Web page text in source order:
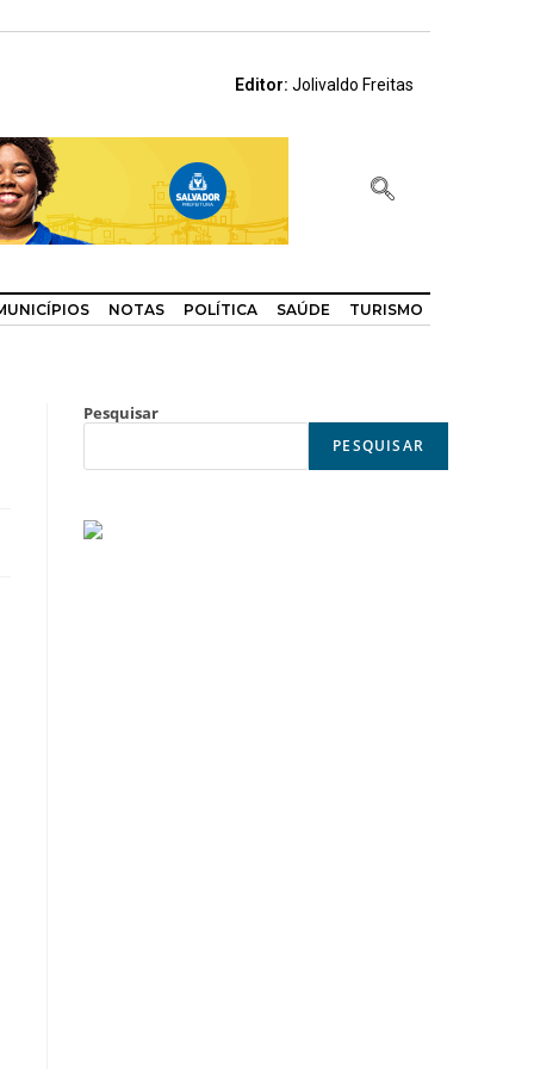
Editor:Jolivaldo Freitas
NOTAS POLÍTICA SAÚDE TURISMO
Pesquisar
PESQUISAR